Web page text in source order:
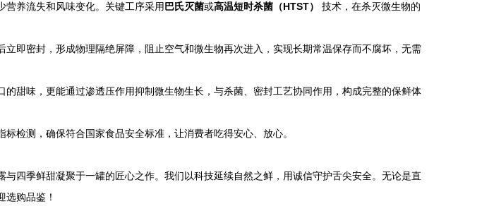
养流失和风味变化。关键工序采用 巴氏灭菌或高温短时杀菌（HTST）
技术，在杀灭微生物的
即密封，形成物理隔绝屏障，阻止空气和微生物再次进入，实现长期常温保存而不腐坏，无需
甜味，更能通过渗透压作用抑制微生物生长，与杀菌、密封工艺协同作用，构成完整的保鲜体
检测，确保符合国家食品安全标准，让消费者吃得安心、放心。
四季鲜甜凝聚于一罐的匠心之作。我们以科技延续自然之鲜，用诚信守护舌尖安全。无论是直
购品鉴！